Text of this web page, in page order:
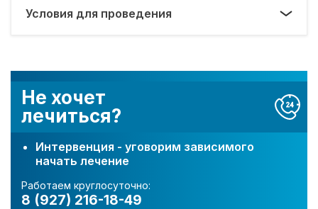
Не хочет
лечиться?
Интервенция - уговорим зависимого
начать лечение
Работаем круглосуточно:
8 (927) 216-18-49
Условия для проведения